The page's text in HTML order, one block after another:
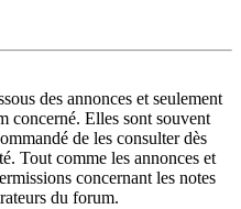
des annonces et seulement
concerné. Elles sont souvent
de les consulter dès
Tout comme les annonces et
concernant les notes
du forum.